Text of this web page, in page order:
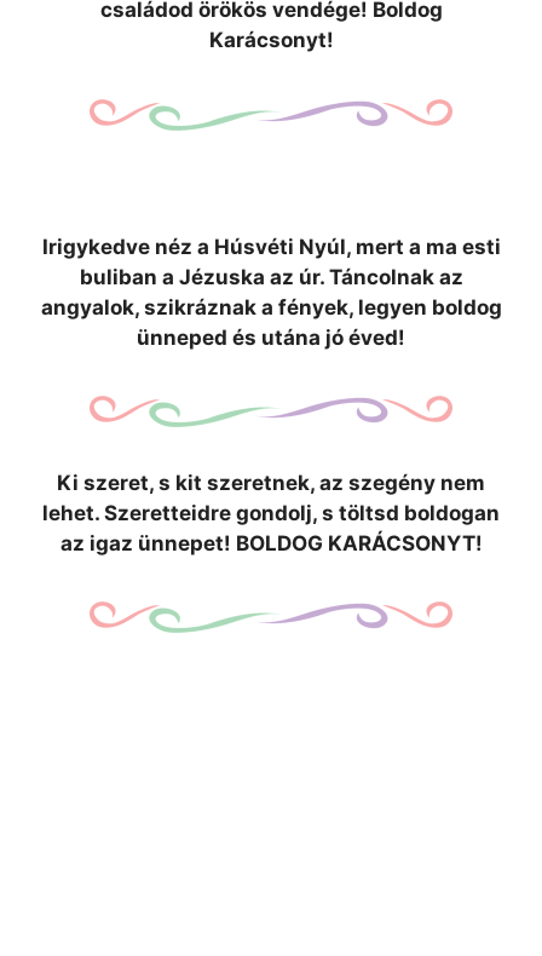
családod örökös vendége! Boldog
Karácsonyt!
Irigykedve néz a Húsvéti Nyúl, mert a ma esti
buliban a Jézuska az úr. Táncolnak az
angyalok, szikráznak a fények, legyen boldog
ünneped és utána jó éved!
Ki szeret, s kit szeretnek, az szegény nem
lehet. Szeretteidre gondolj, s töltsd boldogan
az igaz ünnepet! BOLDOG KARÁCSONYT!